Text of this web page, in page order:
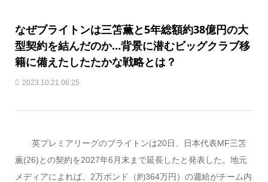
なぜブライトンは三笘薫と5年総額約38億円の大
型契約を結んだのか…背景に潜むビッグクラブ移
籍に備えたしたたかな戦略とは？
2023.10.21 06:25
英プレミアリーグのブライトンは20日、日本代表MF三笘
薫(26)との契約を2027年6月末まで延長したと発表した。地元
メディアによれば、2万ポンド（約364万円）の週給がチーム内